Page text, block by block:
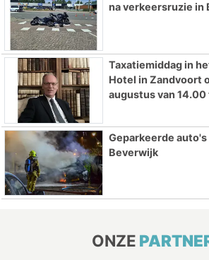
na verkeersruzie in
Taxatiemiddag in
Hotel in Zandvoort
augustus van 14.00
Geparkeerde
Beverwijk
ONZE